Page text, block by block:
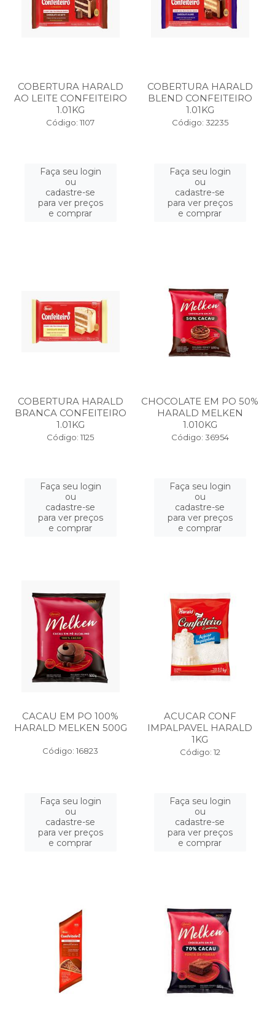
COBERTURA HARALD
AO LEITE CONFEITEIRO
1.01KG
Código: 1107
Faça seu login
ou
cadastre-se
para ver preços
e comprar
COBERTURA HARALD
BLEND CONFEITEIRO
1.01KG
Código: 32235
Faça seu login
ou
cadastre-se
para ver preços
e comprar
COBERTURA HARALD
BRANCA CONFEITEIRO
1.01KG
Código: 1125
Faça seu login
ou
cadastre-se
para ver preços
e comprar
CHOCOLATE EM PO 50%
HARALD MELKEN
1.010KG
Código: 36954
Faça seu login
ou
cadastre-se
para ver preços
e comprar
CACAU EM PO 100%
HARALD MELKEN 500G
Código: 16823
Faça seu login
ou
cadastre-se
para ver preços
e comprar
ACUCAR CONF
IMPALPAVEL HARALD
1KG
Código: 12
Faça seu login
ou
cadastre-se
para ver preços
e comprar